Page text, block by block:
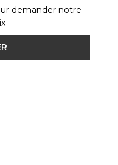
demander notre